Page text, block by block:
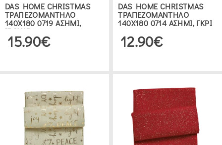
DAS HOME CHRISTMAS
ΤΡΑΠΕΖΟΜΑΝΤΗΛΟ
140Χ180 0719 ΑΣΗΜΙ,
ΙΒΟΥΑΡ
15.90€
DAS HOME CHRISTMAS
ΤΡΑΠΕΖΟΜΑΝΤΗΛΟ
140Χ180 0714 ΑΣΗΜΙ, ΓΚΡΙ
12.90€